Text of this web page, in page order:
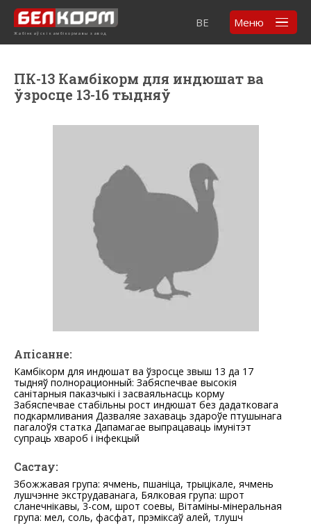
Жабінкаўскі камбікормавы завод
BE Меню
ПК-13 Камбікорм для индюшат ва
ўзросце 13-16 тыдняў
Апісанне:
Камбікорм для индюшат ва ўзросце звыш 13 да 17
тыдняў полнорационный: Забяспечвае высокія
санітарныя паказчыкі і засваяльнасць корму
Забяспечвае стабільны рост индюшат без дадатковага
подкармливания Дазваляе захаваць здароўе птушынага
пагалоўя статка Дапамагае выпрацаваць імунітэт
супраць хвароб і інфекцый
Састау:
Збожжавая група: ячмень, пшаніца, трыцікале, ячмень
лушчэнне экструдаванага, Бялковая група: шрот
сланечнікавы, 3-сом, шрот соевы, Вітаміны-мінеральная
група: мел, соль, фасфат, прэміксаў алей, тлушч